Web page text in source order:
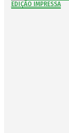
EDIÇÃO IMPRESSA